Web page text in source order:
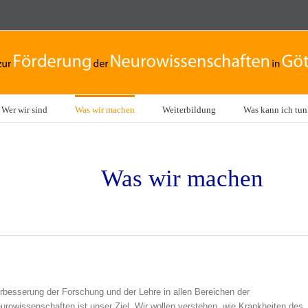
Wer wir sind Was wir machen Weiterbildung Was kann ich tun
Was wir machen
der Forschung und der Lehre in allen Bereichen der
ist unser Ziel. Wir wollen verstehen, wie Krankheiten des